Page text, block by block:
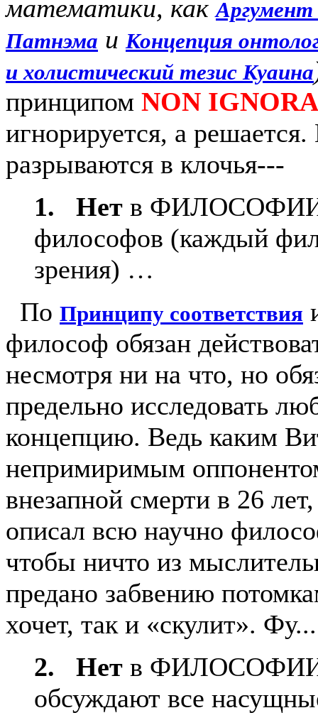
математики, как
Патнэма иКонцепция
и холистический тезис Куаина
принципом NON
игнорируется, а
разрываются в клочья---
1. Нет в ФИЛОСОФИИ
философов (каждый
зрения) …
По Принципу соответствия
философ обязан
несмотря ни на что, но
предельно исследовать
концепцию. Ведь каким
непримиримым
внезапной смерти в 26
описал всю научно
чтобы ничто из
предано забвению
хочет, так и «скулит». Фу...
2. Нет в ФИЛОСОФИИ
обсуждают все